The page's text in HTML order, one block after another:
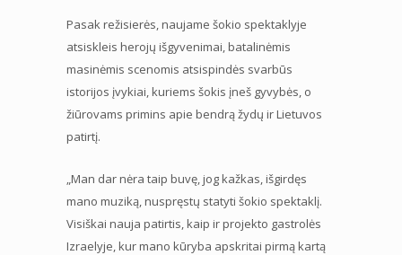
Pasak režisierės, naujame šokio spektaklyje
atsiskleis herojų išgyvenimai, batalinėmis
masinėmis scenomis atsispindės svarbūs
istorijos įvykiai, kuriems šokis įneš gyvybės, o
žiūrovams primins apie bendrą žydų ir Lietuvos
patirtį.
„Man dar nėra taip buvę, jog kažkas, išgirdęs
mano muziką, nuspręstų statyti šokio spektaklį.
Visiškai nauja patirtis, kaip ir projekto gastrolės
Izraelyje, kur mano kūryba apskritai pirmą kartą